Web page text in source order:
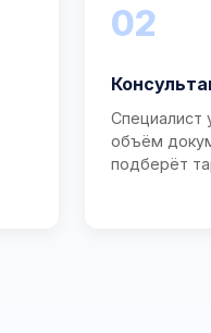
02
Специалист
объём
подберёт